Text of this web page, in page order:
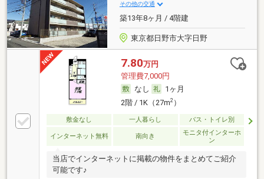
その他の交通
築13年8ヶ月 / 4階建
東京都日野市大字日野
7.80万円
管理費7,000円
なし
1ヶ月
2階 / 1K（27m2）
敷金なし 一人暮らし バス・トイレ別
インターネット無料 南向き
モニタ付インターホ
ン
当店でインターネットに掲載の物件をまとめてご紹介
可能です♪